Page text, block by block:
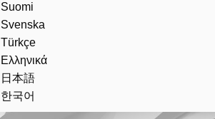
Suomi
Svenska
Türkçe
Ελληνικά
日本語
한국어